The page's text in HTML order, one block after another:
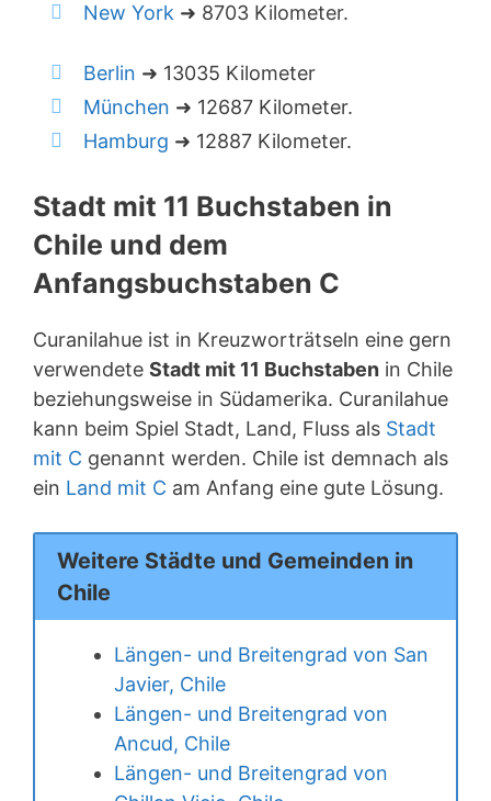
New York ➜ 8703 Kilometer.
Berlin ➜ 13035 Kilometer
München ➜ 12687 Kilometer.
Hamburg ➜ 12887 Kilometer.
Stadt mit 11 Buchstaben in
Chile und dem
Anfangsbuchstaben C
Curanilahue ist in Kreuzworträtseln eine gern
verwendete Stadt mit 11 Buchstaben in Chile
beziehungsweise in Südamerika. Curanilahue
kann beim Spiel Stadt, Land, Fluss als Stadt
mit C genannt werden. Chile ist demnach als
ein Land mit C am Anfang eine gute Lösung.
Weitere Städte und Gemeinden in
Chile
Längen- und Breitengrad von San
Javier, Chile
Längen- und Breitengrad von
Ancud, Chile
Längen- und Breitengrad von